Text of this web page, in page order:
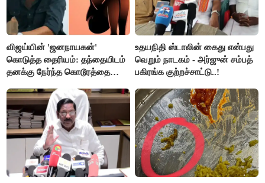
விஜய்யின் 'ஜனநாயகன்'
கொடுத்த தைரியம்: தந்தையிடம்
தனக்கு நேர்ந்த கொடூரத்தை
உதயநிதி ஸ்டாலின் கைது என்பது
வெறும் நாடகம் - அர்ஜுன் சம்பத்
பகிரங்க குற்றச்சாட்டு..!